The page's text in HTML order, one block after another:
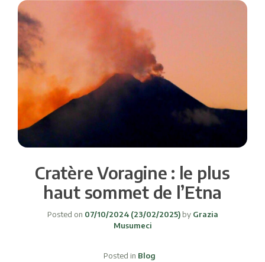
Cratère Voragine : le plus
haut sommet de l’Etna
Posted on 07/10/2024(23/02/2025) byGrazia
Musumeci
Posted in Blog